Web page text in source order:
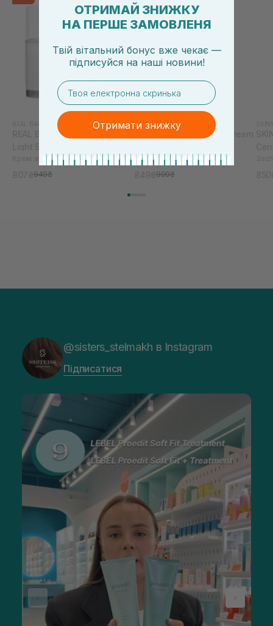
REAL BARRIER Extreme Cream
Крем зволожувальний
949₴
REAL BARRIER
REAL BARRIER Extreme Cream
Крем живильний
999₴
@sisters_stelmakh в Instagram
Підписатися
ОТРИМАЙ ЗНИЖКУ
НА ПЕРШЕ ЗАМОВЛЕНЯ
Твій вітальний бонус вже чекає —
підписуйся на наші новини!
email
Отримати знижку